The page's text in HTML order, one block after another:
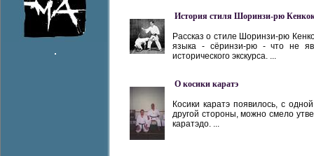
История стиля Шоринзи-рю
Рассказ о стиле Шоринзи-рю
языка - сёринзи-рю - что не
исторического экскурса. ...
О косики каратэ
Косики каратэ появилось, с
другой стороны, можно смело
каратэдо. ...